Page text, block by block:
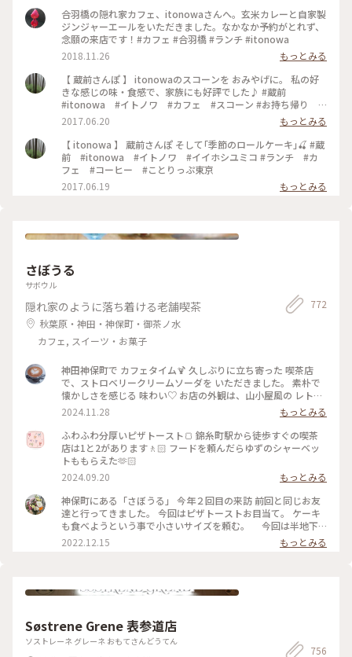
合羽橋の隠れ家カフェ、itonowaさんへ。玄米カレーと自家製
ジンジャーエールをいただきました。なかなか予約がとれず、
念願の来店です！#カフェ #合羽橋 #ランチ #itonowa
2018.11.26
もっとみる
【 蔵前さんぽ 】 itonowaのスコーンを おみやげに。 私の好
きな感じの味・食感で、家族にも好評でした♪ #蔵前
#itonowa #イトノワ #カフェ #スコーン #お持ち帰り #
おみやげ
2017.06.20
もっとみる
【 itonowa 】 蔵前さんぽ そして｢季節のロールケーキ｣🍒 #蔵
前 #itonowa #イトノワ #イイホシユミコ #ランチ #カ
フェ #コーヒー #ことりっぷ東京
2017.06.19
もっとみる
さぼうる
サボウル
隠れ家のように落ち着ける老舗喫茶
秋葉原・神田・神保町・御茶ノ水
カフェ, スイーツ・お菓子
772
神田神保町で カフェタイム🍹 久しぶりに立ち寄った 喫茶店
で、ストロベリークリームソーダを いただきました。 素朴で
懐かしさを感じる 味わい♡ お店の外観は、山小屋風の レトロ
な佇まい、 ダイヤル式の 赤電話も 懐かしい♡ (この赤電話、
今でも現役らしいのですが、確かなところは不明です) 店内
も、小スペースながら 落ち着いた雰囲気、一人でまったりす
るのには、心地よい場所です。 開業したのは、約70年前なの
だそう。 創業当時から 受け継がれた 数々のメニューは、今も
健在、今回 いただいた クリームソーダも、その中のひとつで
す。 最近、あちらこちらで 目にするようになった カラフルな
クリームソーダは、こちらのお店から 始まったのだとか。 何
とも、歴史を感じさせてくれます。 コーヒーをいただくつもり
でしたが、この日は 気温が高く、冷たい飲み物で 季節外れの
クールダウン💦 これで、クリームソーダは、飲み納めかなぁ…
なんて思いながら、ゆっくりと味わって いただきました。 #カ
2024.11.28
もっとみる
ふわふわ分厚いピザトースト🍞 錦糸町駅から徒歩すぐの喫茶
店は1と2があります🚶🏻 フードを頼んだらゆずのシャーベッ
トももらえた🫶🏻
2024.09.20
もっとみる
神保町にある「さぼうる」 今年２回目の来訪 前回と同じお友
達と行ってきました。 今回はピザトーストお目当て。 ケーキ
も食べようという事で小さいサイズを頼む。 今回は半地下
の席に通されて。 場所も駅前、老舗有名店だけあって、平日な
のに ひっきりなしに来客が。混雑してました。 お口なおしに
2022.12.15 もっとみる
Søstrene Grene 表参道店
ソストレーネ グレーネ おもてさんどうてん
756